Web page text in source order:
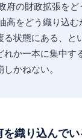
府の財政拡張をど
高をどう織り込
る状態にある、と
れか一本に集中す
かねない。
を織り込んで